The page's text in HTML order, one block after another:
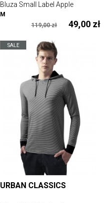
Bluza Small Label Apple
49,00 zł
119,00 zł
M
SALE
URBAN CLASSICS